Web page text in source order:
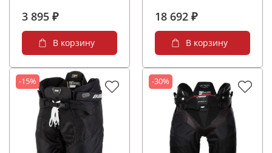
3 895 ₽
В корзину
18 692 ₽
В корзину
-15% -30%